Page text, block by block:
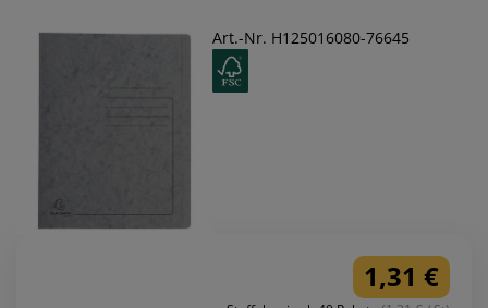
Art.-Nr. H125016080-76645
1,31 €